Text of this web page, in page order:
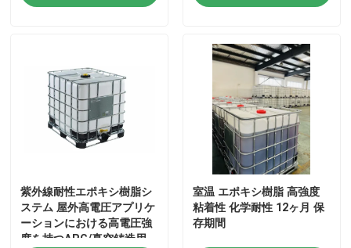
わたしたち に つい て
品質管理
ブログ
紫外線耐性エポキシ樹脂シ
ステム 屋外高電圧アプリケ
ーションにおける高電圧強
度を持つAPG/真空鋳造用
室温 エポキシ樹脂 高強度
粘着性 化学耐性 12ヶ月 保
存期間